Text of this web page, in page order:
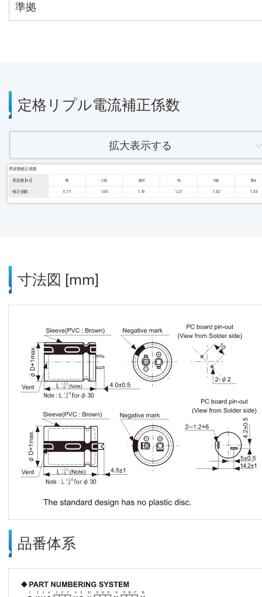
準拠
定格リプル電流補正係数
拡大表示する
周波数補正係数
周波数 [Hz] 50 120 300 1k 10k 50k
補正係数 0.77 1.00 1.10 1.21 1.32 1.33
寸法図 [mm]
品番体系